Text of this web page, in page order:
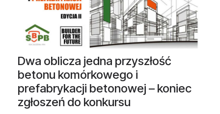
Dwa oblicza jedna przyszłość
betonu komórkowego i
prefabrykacji betonowej – koniec
zgłoszeń do konkursu